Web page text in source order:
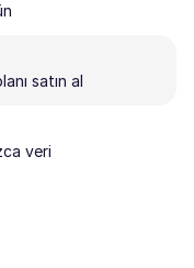
satın al
veri